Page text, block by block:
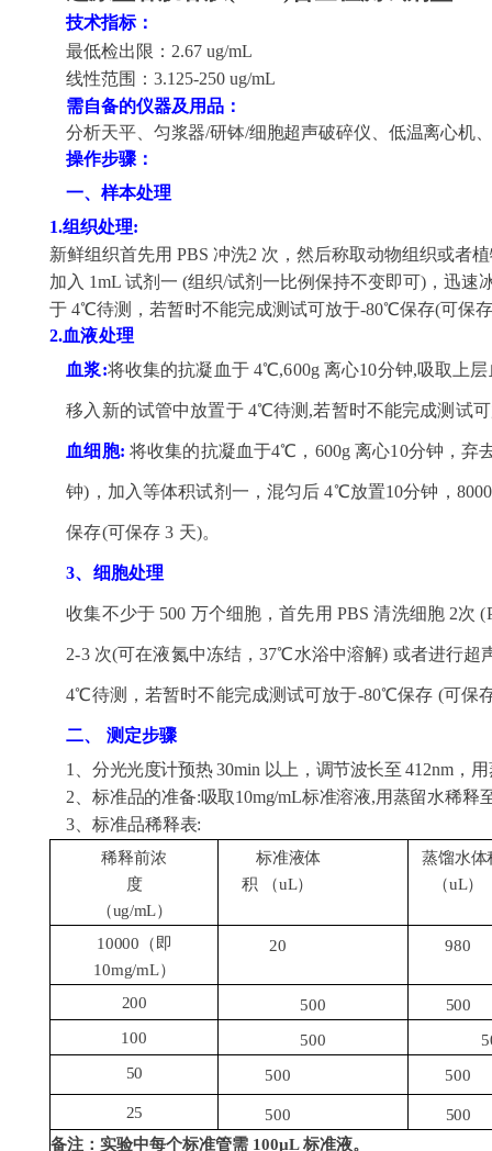
技术指标：
最低检出限： 2.67 ug/mL
线性范围：3.125-250 ug/mL
需自备的仪器及用品：
分析天平、匀浆器/研钵/细胞超声破碎仪、低温离心机
操作步骤：
一、样本处理
1.组织处理:
新鲜组织首先用 PBS 冲洗2 次，然后称取动物组织或者
加入 1mL 试剂一 (组织/试剂一比例保持不变即可)，迅速
于 4℃待测，若暂时不能完成测试可放于-80℃保存(可保
2.血液处理
血浆:将收集的抗凝血于 4℃,600g 离心10分钟,吸取上
移入新的试管中放置于 4℃待测 ,若暂时不能完成测试
血细胞:将收集的抗凝血于4℃ ， 600g 离心10分钟，弃
钟)，加入等体积试剂一，混匀后 4℃放置10分钟，
保存(可保存 3 天)。
3、细胞处理
收集不少于 500 万个细胞，首先用 PBS 清洗细胞 2次
2-3 次(可在液氮中冻结，37℃水浴中溶解) 或者进行超
4℃待测，若暂时不能完成测试可放于-80℃保存 (可保
二、
测定步骤
1
、分光光度计预热 30min 以上，调节波长至 412nm ，
2、标准品的准备:吸取10mg/mL标准溶液,用蒸留水稀释
3 、标准品稀释表:
稀释前浓
度
（ug/mL）
标准液体
积
（uL）
蒸馏水体
（uL）
10000（即
10mg/mL）
20 980
200 500
500
100
500
50
500 500
25 500
500
备注：实验中每个标准管需 100µL 标准液。